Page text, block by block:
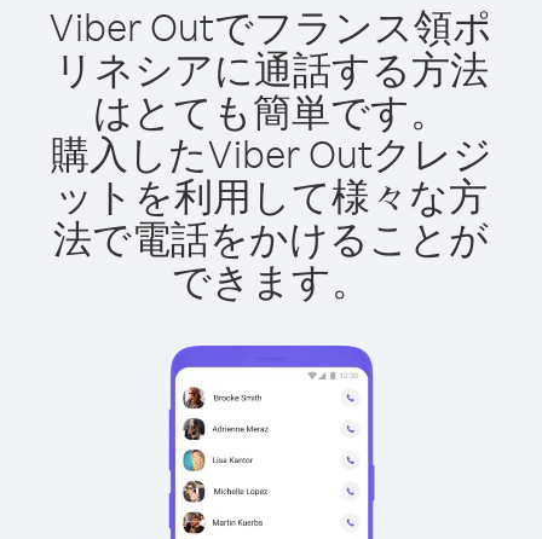
Viber Outでフランス領ポ
リネシアに通話する方法
はとても簡単です。
購入したViber Outクレジ
ットを利用して様々な方
法で電話をかけることが
できます。